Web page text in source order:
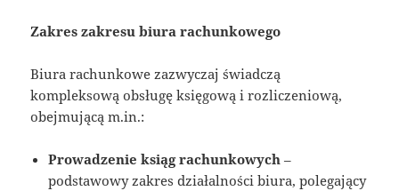
Zakres zakresu biura rachunkowego
Biura rachunkowe zazwyczaj świadczą
kompleksową obsługę księgową i rozliczeniową,
obejmującą m.in.:
Prowadzenie ksiąg rachunkowych –
podstawowy zakres działalności biura, polegający